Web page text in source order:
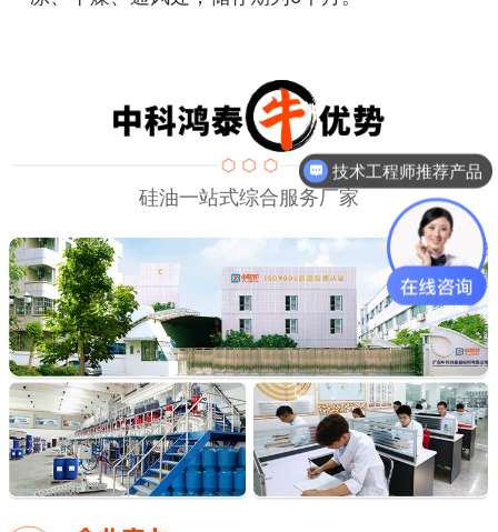
硅油一站式综合服务厂家
技术工程师推荐产品